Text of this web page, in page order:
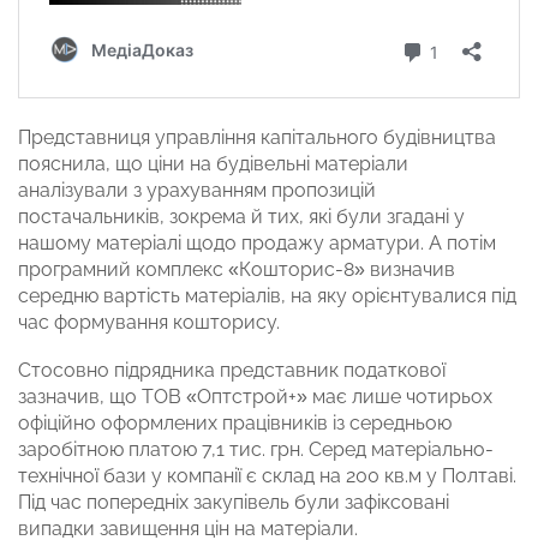
Представниця управління капітального будівництва
пояснила, що ціни на будівельні матеріали
аналізували з урахуванням пропозицій
постачальників, зокрема й тих, які були згадані у
нашому матеріалі щодо продажу арматури. А потім
програмний комплекс «Кошторис-8» визначив
середню вартість матеріалів, на яку орієнтувалися під
час формування кошторису.
Стосовно підрядника представник податкової
зазначив, що ТОВ «Оптстрой+» має лише чотирьох
офіційно оформлених працівників із середньою
заробітною платою 7,1 тис. грн. Серед матеріально-
технічної бази у компанії є склад на 200 кв.м у Полтаві.
Під час попередніх закупівель були зафіксовані
випадки завищення цін на матеріали.